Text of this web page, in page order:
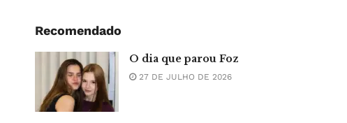
Recomendado
O dia que parou Foz
27 DE JULHO DE 2026